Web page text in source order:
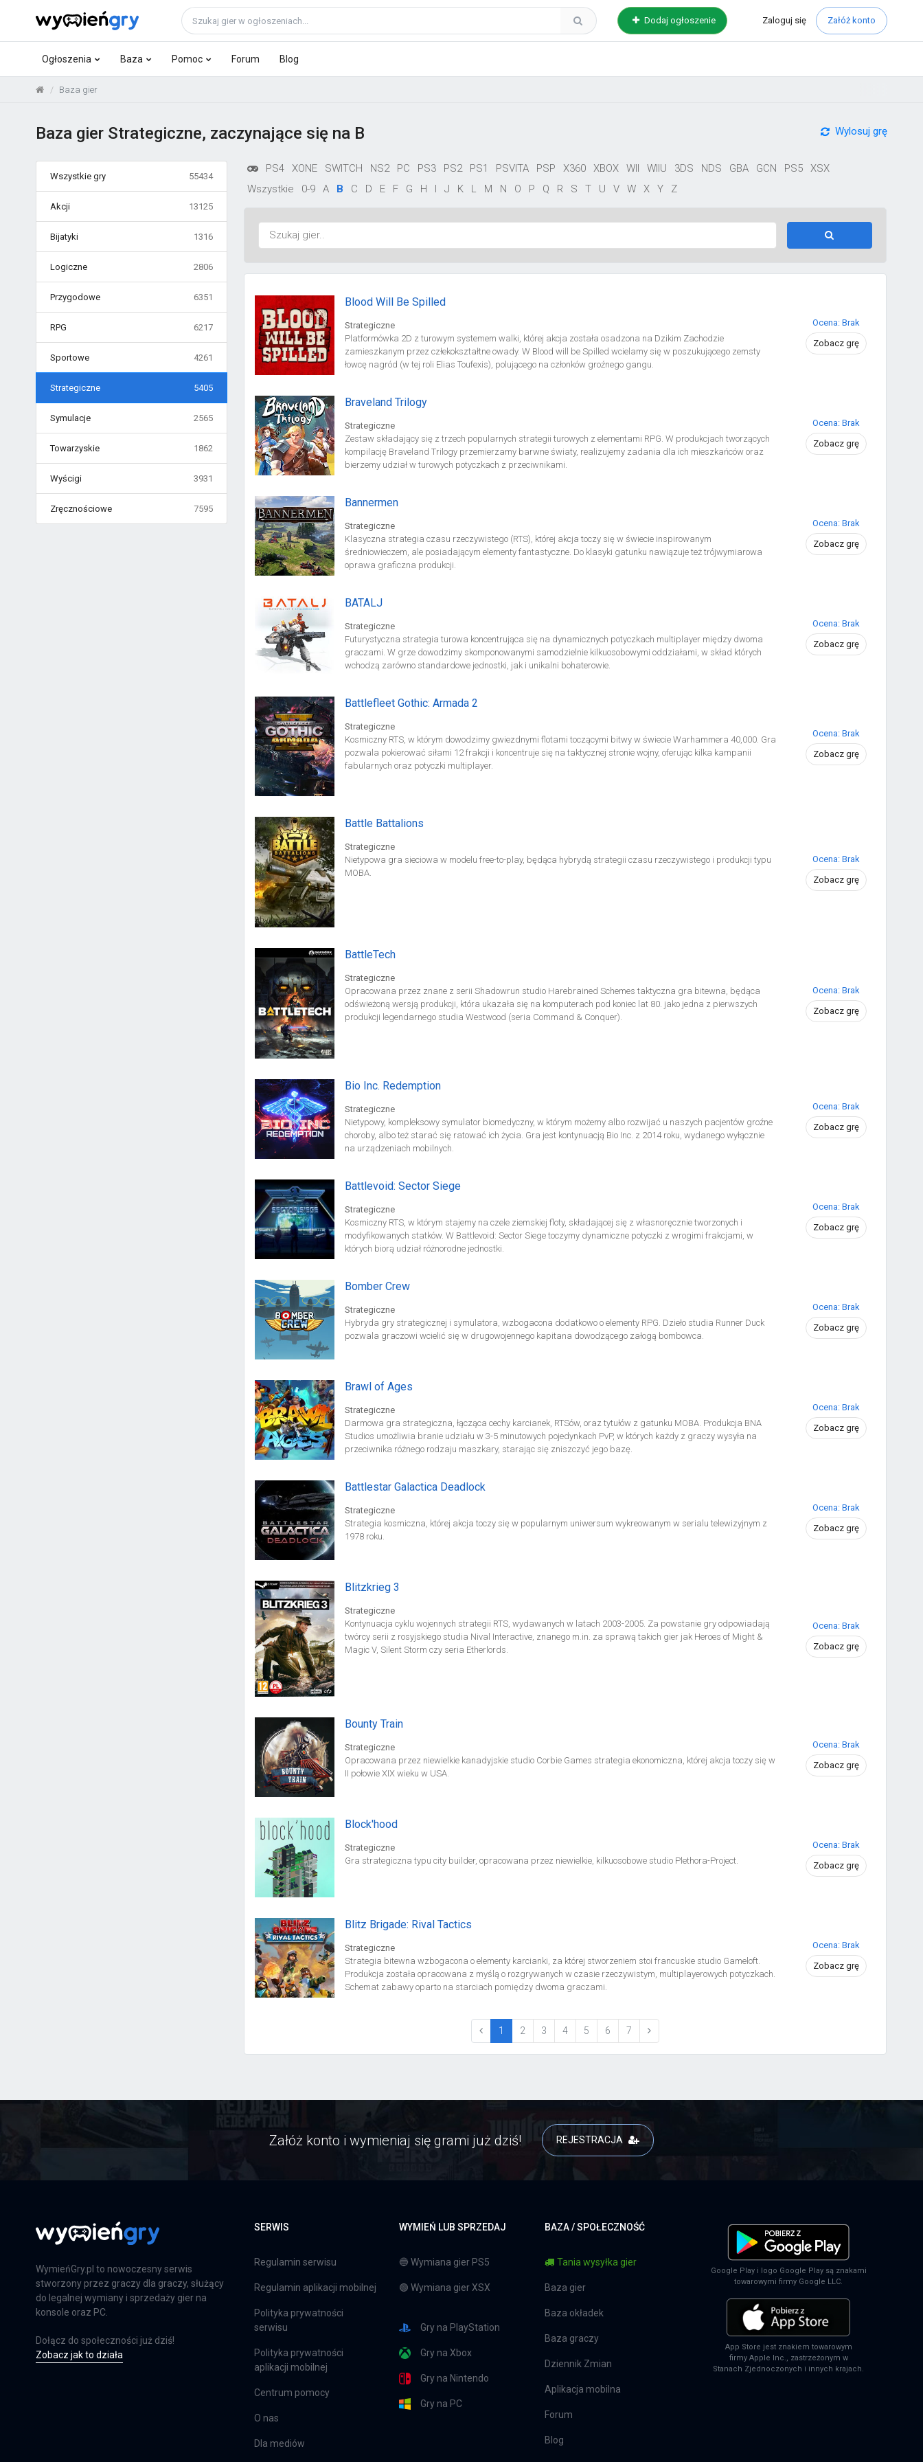
Dodaj ogłoszenie Zaloguj się Załóż konto
Ogłoszenia Baza Pomoc Forum Blog
Baza gier
Baza gier Strategiczne, zaczynające się na B Wylosuj grę
Wszystkie gry 55434
Akcji 13125
Bijatyki 1316
Logiczne 2806
Przygodowe 6351
RPG 6217
Sportowe 4261
Strategiczne 5405
Symulacje 2565
Towarzyskie 1862
Wyścigi 3931
Zręcznościowe 7595
PS4 XONE SWITCH NS2 PC PS3 PS2 PS1 PSVITA PSP X360 XBOX WII WIIU 3DS NDS GBA GCN PS5
XSX
Wszystkie
0-9 A B C D E F G H I J K L M N O P Q R S T U V W X Y Z
Blood Will Be Spilled
Strategiczne
Platformówka 2D z turowym systemem walki, której akcja została osadzona na Dzikim Zachodzie
zamieszkanym przez człekokształtne owady. W Blood will be Spilled wcielamy się w poszukującego zemsty
łowcę nagród (w tej roli Elias Toufexis), polującego na członków groźnego gangu.
Ocena: Brak
Zobacz grę
Braveland Trilogy
Strategiczne
Zestaw składający się z trzech popularnych strategii turowych z elementami RPG. W produkcjach tworzących
kompilację Braveland Trilogy przemierzamy barwne światy, realizujemy zadania dla ich mieszkańców oraz
bierzemy udział w turowych potyczkach z przeciwnikami.
Ocena: Brak
Zobacz grę
Bannermen
Strategiczne
Klasyczna strategia czasu rzeczywistego (RTS), której akcja toczy się w świecie inspirowanym
średniowieczem, ale posiadającym elementy fantastyczne. Do klasyki gatunku nawiązuje też trójwymiarowa
oprawa graficzna produkcji.
Ocena: Brak
Zobacz grę
BATALJ
Strategiczne
Futurystyczna strategia turowa koncentrująca się na dynamicznych potyczkach multiplayer między dwoma
graczami. W grze dowodzimy skomponowanymi samodzielnie kilkuosobowymi oddziałami, w skład których
wchodzą zarówno standardowe jednostki, jak i unikalni bohaterowie.
Ocena: Brak
Zobacz grę
Battlefleet Gothic: Armada 2
Strategiczne
Kosmiczny RTS, w którym dowodzimy gwiezdnymi flotami toczącymi bitwy w świecie Warhammera 40,000. Gra
pozwala pokierować siłami 12 frakcji i koncentruje się na taktycznej stronie wojny, oferując kilka kampanii
fabularnych oraz potyczki multiplayer.
Ocena: Brak
Zobacz grę
Battle Battalions
Strategiczne
Nietypowa gra sieciowa w modelu free-to-play, będąca hybrydą strategii czasu rzeczywistego i produkcji typu
MOBA.
Ocena: Brak
Zobacz grę
BattleTech
Strategiczne
Opracowana przez znane z serii Shadowrun studio Harebrained Schemes taktyczna gra bitewna, będąca
odświeżoną wersją produkcji, która ukazała się na komputerach pod koniec lat 80. jako jedna z pierwszych
produkcji legendarnego studia Westwood (seria Command & Conquer).
Ocena: Brak
Zobacz grę
Bio Inc. Redemption
Strategiczne
Nietypowy, kompleksowy symulator biomedyczny, w którym możemy albo rozwijać u naszych pacjentów groźne
choroby, albo też starać się ratować ich życia. Gra jest kontynuacją Bio Inc. z 2014 roku, wydanego wyłącznie
na urządzeniach mobilnych.
Ocena: Brak
Zobacz grę
Battlevoid: Sector Siege
Strategiczne
Kosmiczny RTS, w którym stajemy na czele ziemskiej floty, składającej się z własnoręcznie tworzonych i
modyfikowanych statków. W Battlevoid: Sector Siege toczymy dynamiczne potyczki z wrogimi frakcjami, w
których biorą udział różnorodne jednostki.
Ocena: Brak
Zobacz grę
Bomber Crew
Strategiczne
Hybryda gry strategicznej i symulatora, wzbogacona dodatkowo o elementy RPG. Dzieło studia Runner Duck
pozwala graczowi wcielić się w drugowojennego kapitana dowodzącego załogą bombowca.
Ocena: Brak
Zobacz grę
Brawl of Ages
Strategiczne
Darmowa gra strategiczna, łącząca cechy karcianek, RTSów, oraz tytułów z gatunku MOBA. Produkcja BNA
Studios umożliwia branie udziału w 3-5 minutowych pojedynkach PvP, w których każdy z graczy wysyła na
przeciwnika różnego rodzaju maszkary, starając się zniszczyć jego bazę.
Ocena: Brak
Zobacz grę
Battlestar Galactica Deadlock
Strategiczne
Strategia kosmiczna, której akcja toczy się w popularnym uniwersum wykreowanym w serialu telewizyjnym z
1978 roku.
Ocena: Brak
Zobacz grę
Blitzkrieg 3
Strategiczne
Kontynuacja cyklu wojennych strategii RTS, wydawanych w latach 2003-2005. Za powstanie gry odpowiadają
twórcy serii z rosyjskiego studia Nival Interactive, znanego m.in. za sprawą takich gier jak Heroes of Might &
Magic V, Silent Storm czy seria Etherlords.
Ocena: Brak
Zobacz grę
Bounty Train
Strategiczne
Opracowana przez niewielkie kanadyjskie studio Corbie Games strategia ekonomiczna, której akcja toczy się w
II połowie XIX wieku w USA.
Ocena: Brak
Zobacz grę
Block'hood
Strategiczne
Gra strategiczna typu city builder, opracowana przez niewielkie, kilkuosobowe studio Plethora-Project.
Ocena: Brak
Zobacz grę
Blitz Brigade: Rival Tactics
Strategiczne
Strategia bitewna wzbogacona o elementy karcianki, za której stworzeniem stoi francuskie studio Gameloft.
Produkcja została opracowana z myślą o rozgrywanych w czasie rzeczywistym, multiplayerowych potyczkach.
Schemat zabawy oparto na starciach pomiędzy dwoma graczami.
Ocena: Brak
Zobacz grę
1 (current)
2 3 4 5 6 7
Załóż konto i wymieniaj się grami już dziś! REJESTRACJA
WymieńGry.pl to nowoczesny serwis
stworzony przez graczy dla graczy, służący
do legalnej wymiany i sprzedaży gier na
konsole oraz PC.
Dołącz do społeczności już dziś!
Zobacz jak to działa
SERWIS
Regulamin serwisu
Regulamin aplikacji mobilnej
Polityka prywatności
serwisu
Polityka prywatności
aplikacji mobilnej
Centrum pomocy
O nas
Dla mediów
WYMIEŃ LUB SPRZEDAJ
🔵 Wymiana gier PS5
🟢 Wymiana gier XSX
Gry na PlayStation
Gry na Xbox
Gry na Nintendo
Gry na PC
BAZA / SPOŁECZNOŚĆ
Tania wysyłka gier
Baza gier
Baza okładek
Baza graczy
Dziennik Zmian
Aplikacja mobilna
Forum
Blog
Google Play i logo Google Play są znakami
towarowymi firmy Google LLC.
App Store jest znakiem towarowym
firmy Apple Inc., zastrzeżonym w
Stanach Zjednoczonych i innych krajach.